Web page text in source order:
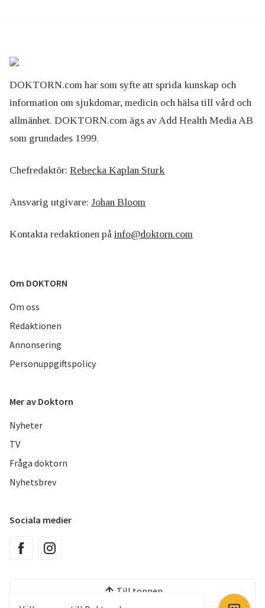
DOKTORN.com har som syfte att sprida kunskap och
information om sjukdomar, medicin och hälsa till vård och
allmänhet. DOKTORN.com ägs av Add Health Media AB
som grundades 1999.
Chefredaktör: Rebecka Kaplan Sturk
Ansvarig utgivare: Johan Bloom
Kontakta redaktionen på info@doktorn.com
Om DOKTORN
Om oss
Redaktionen
Annonsering
Personuppgiftspolicy
Mer av Doktorn
Nyheter
TV
Fråga doktorn
Nyhetsbrev
Sociala medier
Till toppen